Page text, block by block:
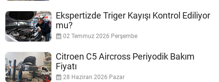
Ekspertizde Triger Kayışı Kontrol Ediliyor
mu?
02 Temmuz 2026 Perşembe
Citroen C5 Aircross Periyodik Bakım
Fiyatı
28 Haziran 2026 Pazar